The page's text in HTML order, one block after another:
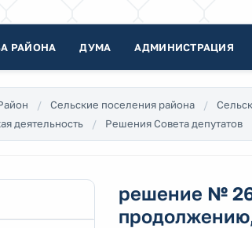
РАЙОНА ДУМА АДМИНИСТРАЦИЯ
Сельские поселения района
деятельность
Решения Совета депутатов
решение №